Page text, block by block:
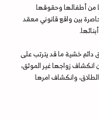
من أطفالها وحقوقها
بين واقع قانوني معقد
دائم خشية ما قد يترتب على
زواجها غير الموثق،
وانكشاف امرها